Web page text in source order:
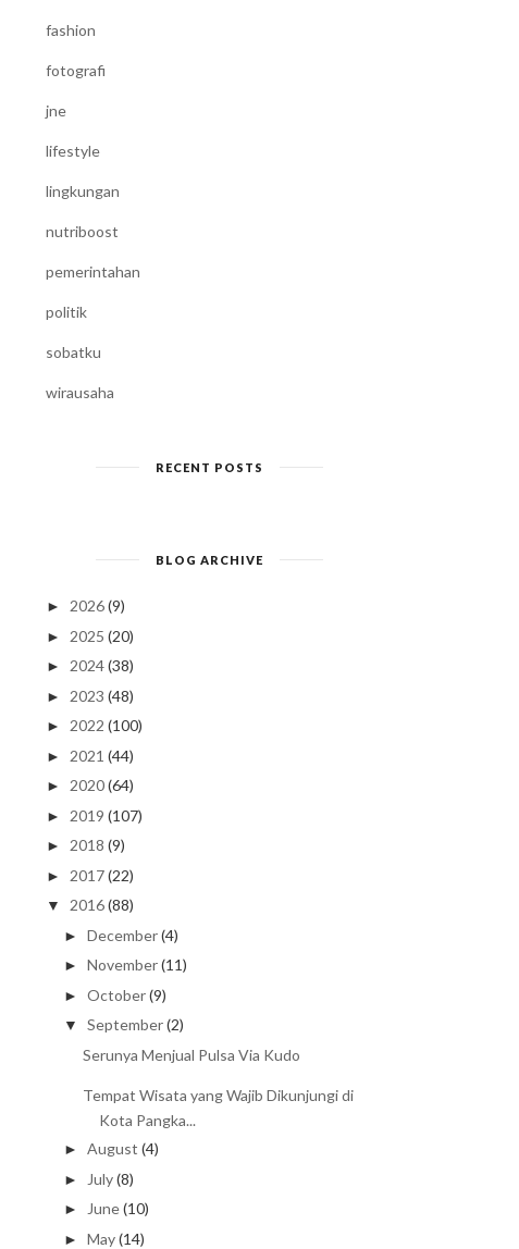
fashion
fotografi
jne
lifestyle
lingkungan
nutriboost
pemerintahan
politik
sobatku
wirausaha
RECENT POSTS
BLOG ARCHIVE
► 2026 (9)
► 2025 (20)
► 2024 (38)
► 2023 (48)
► 2022 (100)
► 2021 (44)
► 2020 (64)
► 2019 (107)
► 2018 (9)
► 2017 (22)
▼ 2016 (88)
►December(4)
►November(11)
►October(9)
▼ September(2)
Serunya Menjual Pulsa Via Kudo
Tempat Wisata yang Wajib Dikunjungi di
Kota Pangka...
►August (4)
► July(8)
►June(10)
►May(14)